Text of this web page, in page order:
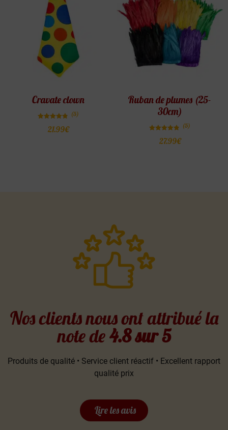
Cravate clown
4.80
(5)
21.99€
Ruban de plumes (25-
30cm)
4.80
(5)
27.99€
Nos clients nous ont attribué la
note de4.8 sur 5
Produits de qualité • Service client réactif • Excellent rapport
qualité prix
Lire les avis